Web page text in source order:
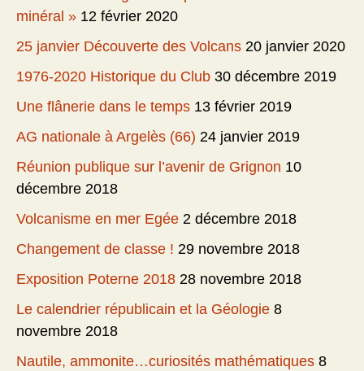
minéral » 12 février 2020
25 janvier Découverte des Volcans 20 janvier 2020
1976-2020 Historique du Club 30 décembre 2019
Une flânerie dans le temps 13 février 2019
AG nationale à Argelès (66) 24 janvier 2019
Réunion publique sur l’avenir de Grignon 10
décembre 2018
Volcanisme en mer Egée 2 décembre 2018
Changement de classe ! 29 novembre 2018
Exposition Poterne 2018 28 novembre 2018
Le calendrier républicain et la Géologie 8
novembre 2018
Nautile, ammonite…curiosités mathématiques 8